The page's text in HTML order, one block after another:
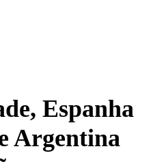
Espanha
Argentina